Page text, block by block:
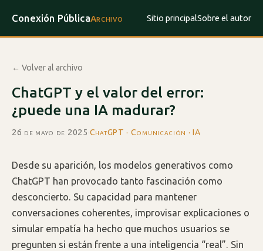
Conexión PúblicaArchivo Sitio principalSobre el autor
← Volver al archivo
ChatGPT y el valor del error:
¿puede una IA madurar?
26 de mayo de 2025·ChatGPT · Comunicación · IA
Desde su aparición, los modelos generativos como
ChatGPT han provocado tanto fascinación como
desconcierto. Su capacidad para mantener
conversaciones coherentes, improvisar explicaciones o
simular empatía ha hecho que muchos usuarios se
pregunten si están frente a una inteligencia “real”. Sin